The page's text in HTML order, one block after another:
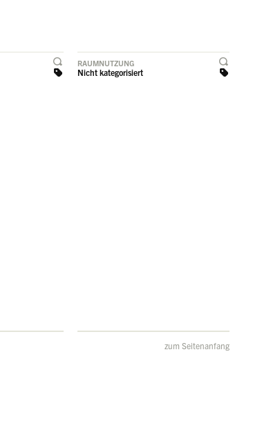
RAUMNUTZUNG
Nicht kategorisiert
zum Seitenanfang